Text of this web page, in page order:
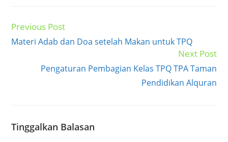
Read
articles
Previous Post
Materi Adab dan Doa setelah Makan untuk TPQ
Next Post
Pengaturan Pembagian Kelas TPQ TPA Taman
Pendidikan Alquran
Tinggalkan Balasan